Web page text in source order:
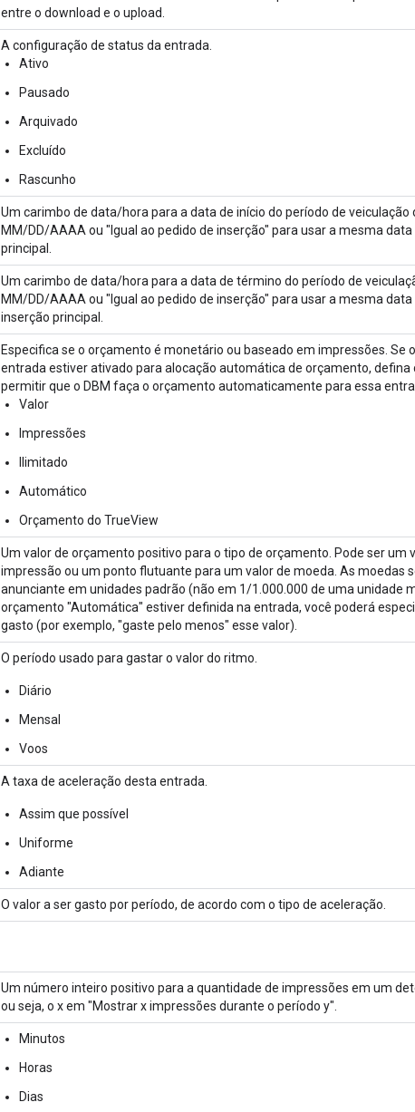
entre o download e o upload.
A configuração de status da entrada.
Ativo
Pausado
Arquivado
Excluído
Rascunho
Um carimbo de data/hora para a data de início do período de
MM/DD/AAAA ou "Igual ao pedido de inserção" para usar a mesma
principal.
Um carimbo de data/hora para a data de término do período de
MM/DD/AAAA ou "Igual ao pedido de inserção" para usar a mesma
inserção principal.
Especifica se o orçamento é monetário ou baseado em impressões. Se
entrada estiver ativado para alocação automática de orçamento, defina
permitir que o DBM faça o orçamento automaticamente para essa
Valor
Impressões
Ilimitado
Automático
Orçamento do TrueView
Um valor de orçamento positivo para o tipo de orçamento. Pode ser um
impressão ou um ponto flutuante para um valor de moeda. As moedas
anunciante em unidades padrão (não em 1/1.000.000 de uma unidade
orçamento "Automática" estiver definida na entrada, você poderá
gasto (por exemplo, "gaste pelo menos" esse valor).
O período usado para gastar o valor do ritmo.
Diário
Mensal
Voos
A taxa de aceleração desta entrada.
Assim que possível
Uniforme
Adiante
O valor a ser gasto por período, de acordo com o tipo de aceleração.
Um número inteiro positivo para a quantidade de impressões em um
ou seja, o x em "Mostrar x impressões durante o período y".
Minutos
Horas
Dias